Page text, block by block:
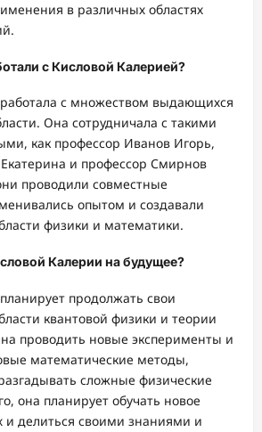
в различных областях
с Кисловой Калерией?
с множеством выдающихся
Она сотрудничала с такими
как профессор Иванов Игорь,
и профессор Смирнов
проводили совместные
опытом и создавали
физики и математики.
Калерии на будущее?
продолжать свои
квантовой физики и теории
проводить новые эксперименты и
математические методы,
сложные физические
она планирует обучать новое
и делиться своими знаниями и